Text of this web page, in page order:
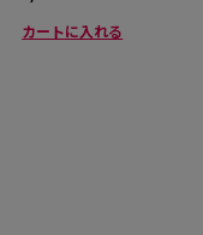
カートに入れる